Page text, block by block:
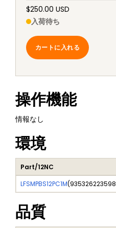
$250.00 USD
入荷待ち
カートに入れる
操作機能
情報なし
環境
Part/12NC
LFSMPBS12PC1M(935326223598
品質